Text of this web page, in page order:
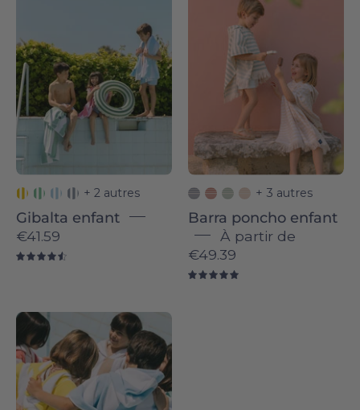
Torres
Novas
+ 2 autres
Gibalta enfant
€41.59
Torres
Novas
+ 3 autres
Barra poncho enfant
À partir de
€49.39
Children
wrapped
in
colorful
striped